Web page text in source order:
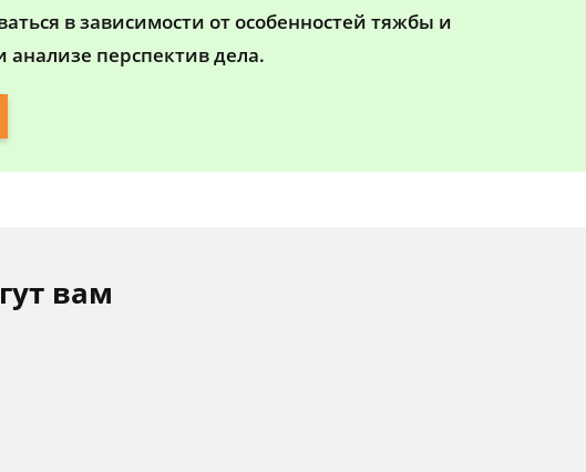
в зависимости от особенностей тяжбы и
перспектив дела.
вам